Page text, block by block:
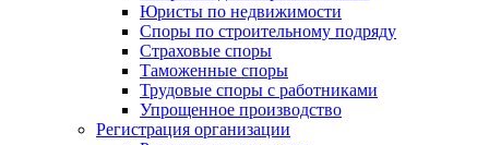
Юристы по недвижимости
Споры по строительному подряду
Страховые споры
Таможенные споры
Трудовые споры с работниками
Упрощенное производство
Регистрация организации